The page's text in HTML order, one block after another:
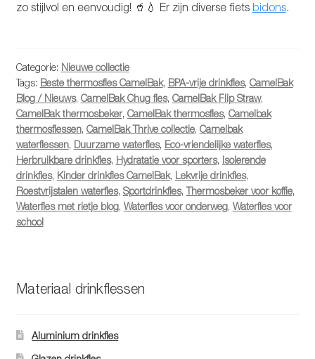
zo stijlvol en eenvoudig! 🥤💧 Er zijn diverse fiets bidons.
Categorie: Nieuwe collectie
Tags: Beste thermosfles CamelBak, BPA-vrije drinkfles, CamelBak
Blog / Nieuws, CamelBak Chug fles, CamelBak Flip Straw,
CamelBak thermosbeker, CamelBak thermosfles, Camelbak
thermosflessen, CamelBak Thrive collectie, Camelbak
waterflessen, Duurzame waterfles, Eco-vriendelijke waterfles,
Herbruikbare drinkfles, Hydratatie voor sporters, Isolerende
drinkfles, Kinder drinkfles CamelBak, Lekvrije drinkfles,
Roestvrijstalen waterfles, Sportdrinkfles,Thermosbeker voor koffie,
Waterfles met rietje blog, Waterfles voor onderweg, Waterfles voor
school
Materiaal drinkflessen
Aluminium drinkfles